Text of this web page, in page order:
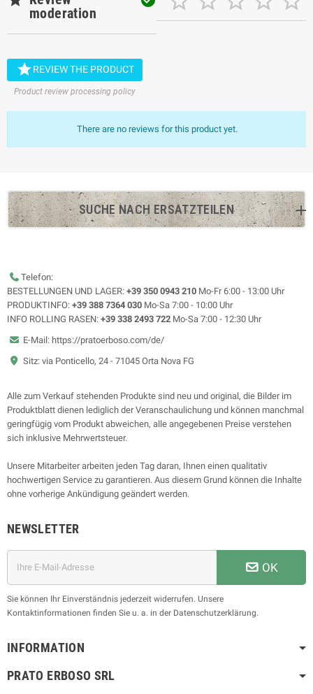
moderation
REVIEW THE PRODUCT
Product review processing policy
There are no reviews for this product yet.
SUCHE NACH ERSATZTEILEN
Telefon:
BESTELLUNGEN UND LAGER: +39 350 0943 210 Mo-Fr 6:00 - 13:00 Uhr
PRODUKTINFO: +39 388 7364 030 Mo-Sa 7:00 - 10:00 Uhr
INFO ROLLING RASEN: +39 338 2493 722 Mo-Sa 7:00 - 12:30 Uhr
E-Mail: https://pratoerboso.com/de/
Sitz: via Ponticello, 24 - 71045 Orta Nova FG
Alle zum Verkauf stehenden Produkte sind neu und original, die Bilder im
Produktblatt dienen lediglich der Veranschaulichung und können manchmal
geringfügig vom Produkt abweichen, alle angegebenen Preise verstehen
sich inklusive Mehrwertsteuer.
Unsere Mitarbeiter arbeiten jeden Tag daran, Ihnen einen qualitativ
hochwertigen Service zu garantieren. Aus diesem Grund können die Inhalte
ohne vorherige Ankündigung geändert werden.
NEWSLETTER
OK
Sie können Ihr Einverständnis jederzeit widerrufen. Unsere
Kontaktinformationen finden Sie u. a. in der Datenschutzerklärung.
INFORMATION
PRATO ERBOSO SRL